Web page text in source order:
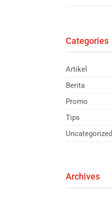
Categories
Artikel
Berita
Promo
Tips
Uncategorized
Archives